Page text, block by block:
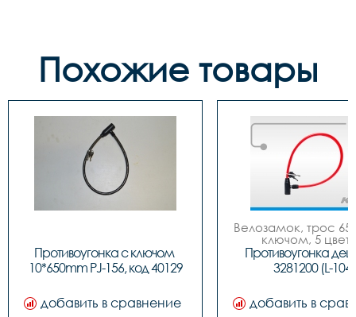
Похожие товары
Противоугонка с ключом
10*650mm PJ-156, код 40129
добавить в сравнение
Велозамок, трос
ключом, 5
Противоугонка
3281200 (L-104)
добавить в